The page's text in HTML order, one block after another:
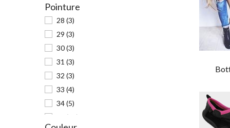
EVA FRUTOS
Fée Céleste
Fugitive
Gadea
Geo Reino
Grendha
Gumbies
Högl(7)
Pointure
28 (3)
29 (3)
30(3)
31 (3)
32 (3)
33 (4)
34(5)
(28)